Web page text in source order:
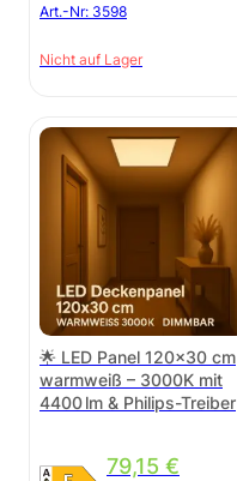
Art.-Nr: 3598
Nicht auf Lager
🌟 LED Panel 120×30 cm
warmweiß – 3000K mit
4400 lm & Philips-Treiber
79,15 €